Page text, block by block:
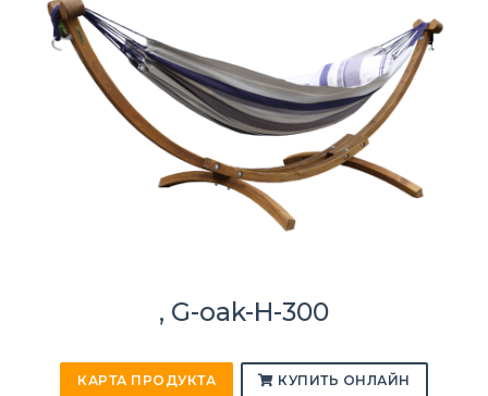
, G-oak-H-300
КАРТА ПРОДУКТА КУПИТЬ ОНЛАЙН